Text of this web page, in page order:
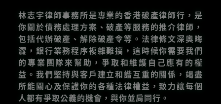
林志宇律師事務所是專業的香港破產律師行，是
你關於債務處理方案、破產等服務的推介律師，
包括代辦破產、解除破產令等。法律條文深奧晦
澀，銀行業務程序複雜難搞，這時候你需要我們
的專業團隊來幫助，爭取和維護自己應有的權
益。我們堅持與客戶建立和諧互重的關係，竭盡
所能關心及保護你的各種法律權益，致力讓每個
人都有爭取公義的機會，與你並肩同行。